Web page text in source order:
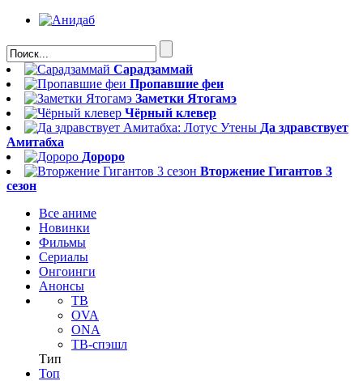
Сарадзаммай
Пропавшие феи
Заметки Ятогамэ
Чёрный клевер
Да здравствует
Амитабха
Дороро
Вторжение Гигантов 3
сезон
Все аниме
Новинки
Фильмы
Сериалы
Онгоинги
Анонсы
ТВ
OVA
ONA
ТВ-спэшл
Тип
Топ